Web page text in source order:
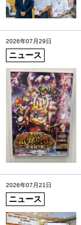
2026年07月29日
ニュース
2026年07月21日
ニュース